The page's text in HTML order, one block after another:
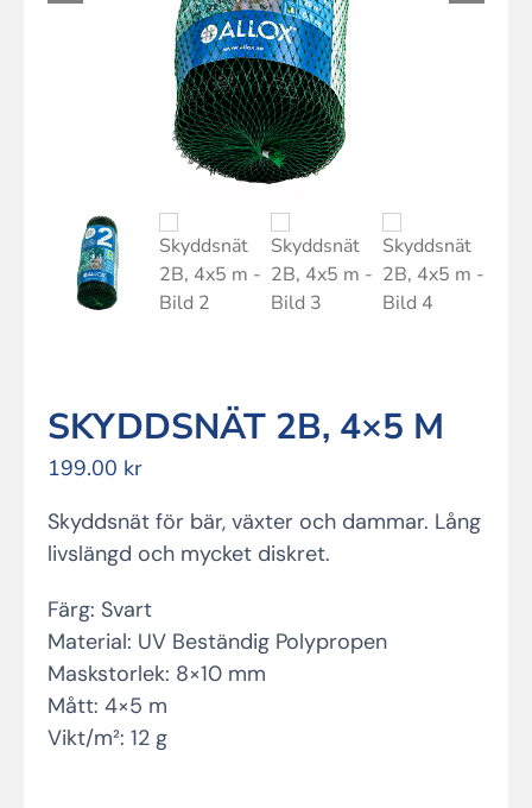
SKYDDSNÄT 2B, 4×5 M
199.00 kr
Skyddsnät för bär, växter och dammar. Lång
livslängd och mycket diskret.
Färg: Svart
Material: UV Beständig Polypropen
Maskstorlek: 8×10 mm
Mått: 4×5 m
Vikt/m²: 12 g